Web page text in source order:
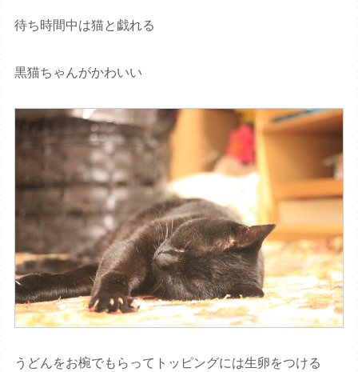
待ち時間中は猫と戯れる
黒猫ちゃんがかわいい
うどんをお椀でもらってトッピングには生卵をつける